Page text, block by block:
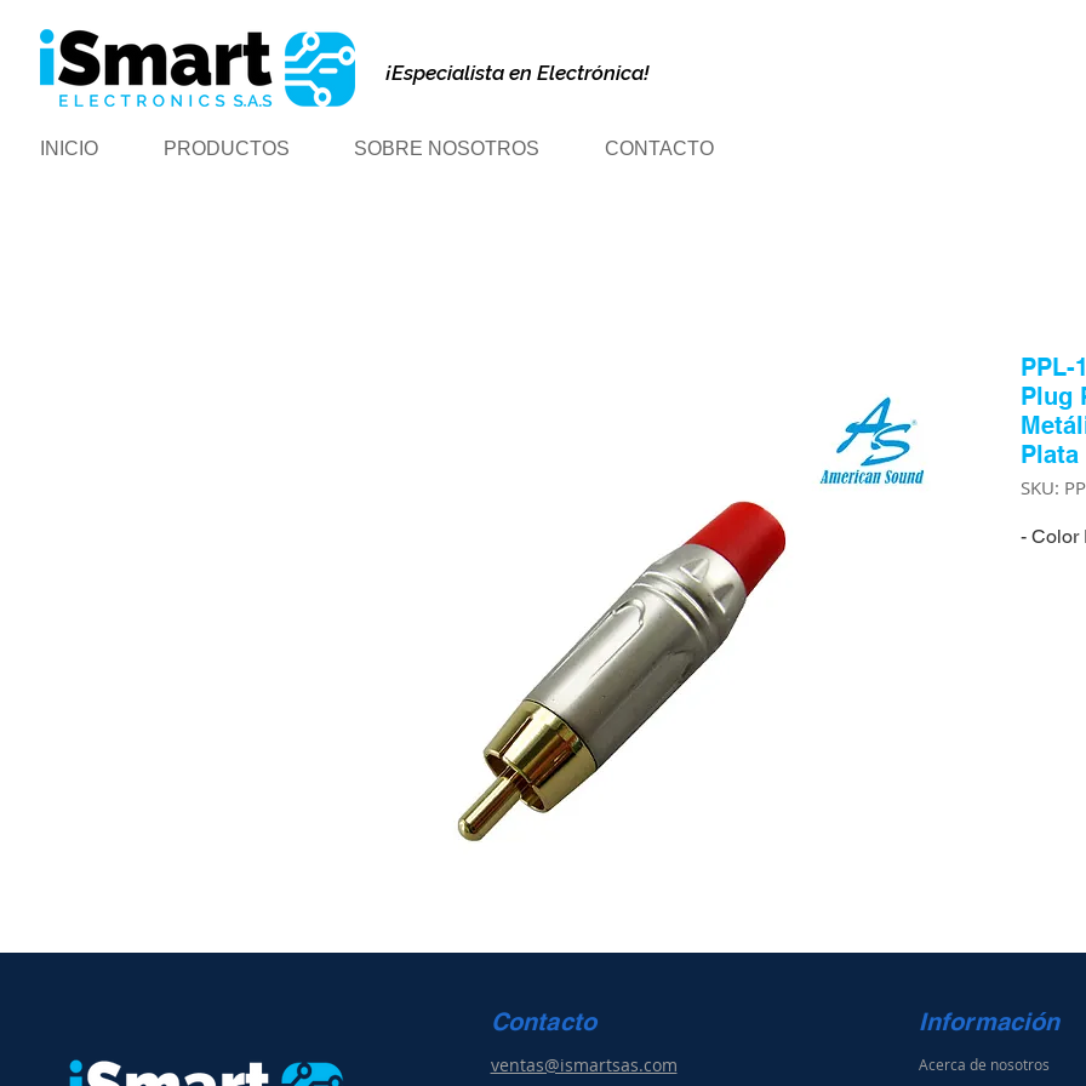
¡Especialista en Electrónica!
INICIO PRODUCTOS SOBRE NOSOTROS CONTACTO
PPL-
Plug
Plata
SKU:
- Color
Contacto
ventas@ismartsas.com
Información
Acerca de nosotros